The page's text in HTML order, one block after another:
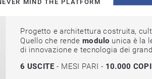
Progetto e architettura costruita,
Quello che rende modulo unica è la
di innovazione e tecnologia dei grandi
6 USCITE - MESI PARI - 10.000